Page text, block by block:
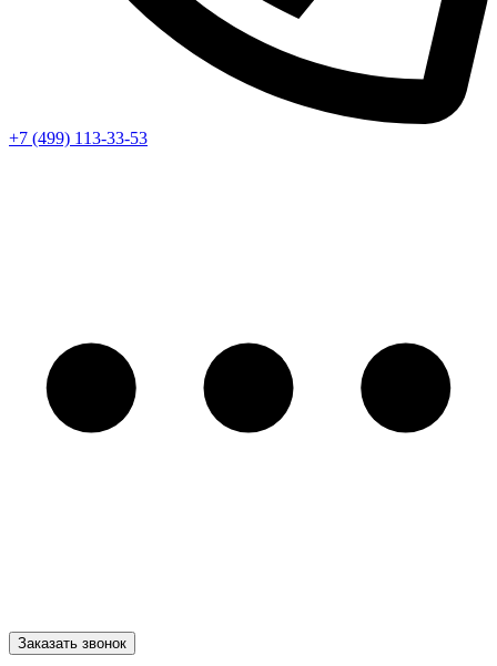
+7 (499) 113-33-53
Заказать звонок